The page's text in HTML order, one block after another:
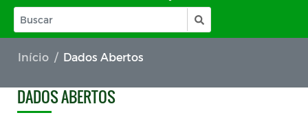
Início Dados Abertos
DADOS ABERTOS